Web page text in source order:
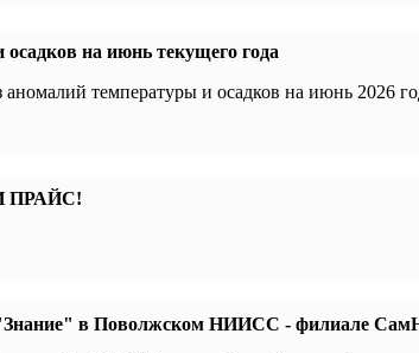
на июнь текущего года
температуры и осадков на июнь 2026
"Знание" в Поволжском НИИСС - филиале